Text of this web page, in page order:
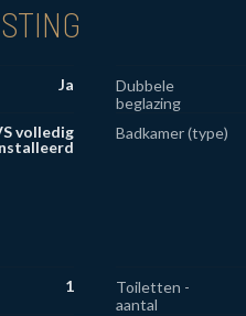
Ja
Dubbele
beglazing
volledig
Badkamer (type)
1
Toiletten -
aantal